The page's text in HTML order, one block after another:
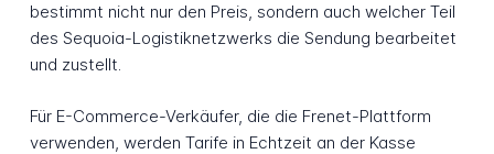
bestimmt nicht nur den Preis, sondern auch welcher Teil
des Sequoia-Logistiknetzwerks die Sendung bearbeitet
und zustellt.
Für E-Commerce-Verkäufer, die die Frenet-Plattform
verwenden, werden Tarife in Echtzeit an der Kasse